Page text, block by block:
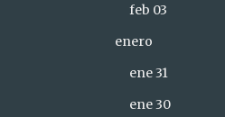
feb 03
enero
ene 31
ene 30